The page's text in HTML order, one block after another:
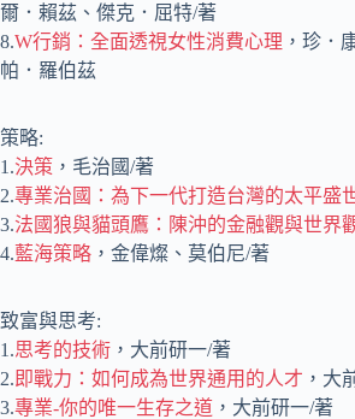
爾．賴茲、傑克．屈特/著
8.W行銷：全面透視女性消費心理 ，珍．
帕．羅伯茲
策略:
1.決策 ，毛治國/著
2.專業治國：為下一代打造台灣的太平盛
3.法國狼與貓頭鷹：陳沖的金融觀與世界
4.藍海策略 ，金偉燦、莫伯尼/著
致富與思考:
1.思考的技術 ，大前研一/著
2. 即戰力：如何成為世界通用的人才 ，大
3.專業-你的唯一生存之道 ，大前研一/著